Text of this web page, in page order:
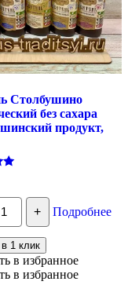
Столбушино
без сахара
продукт,
+ Подробнее
1 клик
в избранное
в избранное